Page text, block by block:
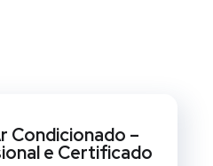
Condicionado –
e Certificado